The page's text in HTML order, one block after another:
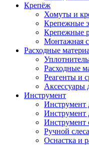
Крепёж
Хомуты и
Крепежные
Крепежные
Монтажная
Расходные
Расходные
Реагенты и
Аксессуары
Инструмент
Инструмент
Инструмент
Инструмент
Ручной
Оснастка и